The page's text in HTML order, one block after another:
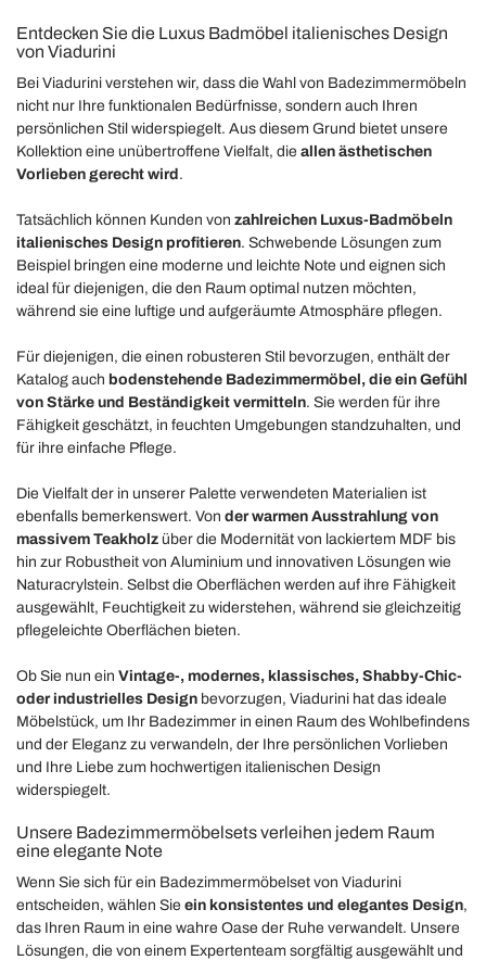
Entdecken Sie die Luxus Badmöbel italienisches Design
von Viadurini
Bei Viadurini verstehen wir, dass die Wahl von Badezimmermöbeln
nicht nur Ihre funktionalen Bedürfnisse, sondern auch Ihren
persönlichen Stil widerspiegelt. Aus diesem Grund bietet unsere
Kollektion eine unübertroffene Vielfalt, die allen ästhetischen
Vorlieben gerecht wird .
Tatsächlich können Kunden von zahlreichen Luxus-Badmöbeln
italienisches Design profitieren. Schwebende Lösungen zum
Beispiel bringen eine moderne und leichte Note und eignen sich
ideal für diejenigen, die den Raum optimal nutzen möchten,
während sie eine luftige und aufgeräumte Atmosphäre pflegen.
Für diejenigen, die einen robusteren Stil bevorzugen, enthält der
Katalog auch bodenstehende Badezimmermöbel, die ein Gefühl
von Stärke und Beständigkeit vermitteln. Sie werden für ihre
Fähigkeit geschätzt, in feuchten Umgebungen standzuhalten, und
für ihre einfache Pflege.
Die Vielfalt der in unserer Palette verwendeten Materialien ist
ebenfalls bemerkenswert. Von der warmen Ausstrahlung von
massivem Teakholz über die Modernität von lackiertem MDF bis
hin zur Robustheit von Aluminium und innovativen Lösungen wie
Naturacrylstein. Selbst die Oberflächen werden auf ihre Fähigkeit
ausgewählt, Feuchtigkeit zu widerstehen, während sie gleichzeitig
pflegeleichte Oberflächen bieten.
Ob Sie nun ein Vintage-, modernes, klassisches, Shabby-Chic-
oder industrielles Design bevorzugen, Viadurini hat das ideale
Möbelstück, um Ihr Badezimmer in einen Raum des Wohlbefindens
und der Eleganz zu verwandeln, der Ihre persönlichen Vorlieben
und Ihre Liebe zum hochwertigen italienischen Design
widerspiegelt.
Unsere Badezimmermöbelsets verleihen jedem Raum
eine elegante Note
Wenn Sie sich für ein Badezimmermöbelset von Viadurini
entscheiden, wählen Sie ein konsistentes und elegantes Design,
das Ihren Raum in eine wahre Oase der Ruhe verwandelt. Unsere
Lösungen, die von einem Expertenteam sorgfältig ausgewählt und